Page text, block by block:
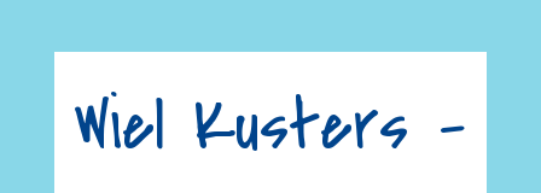
Wiel Kusters –